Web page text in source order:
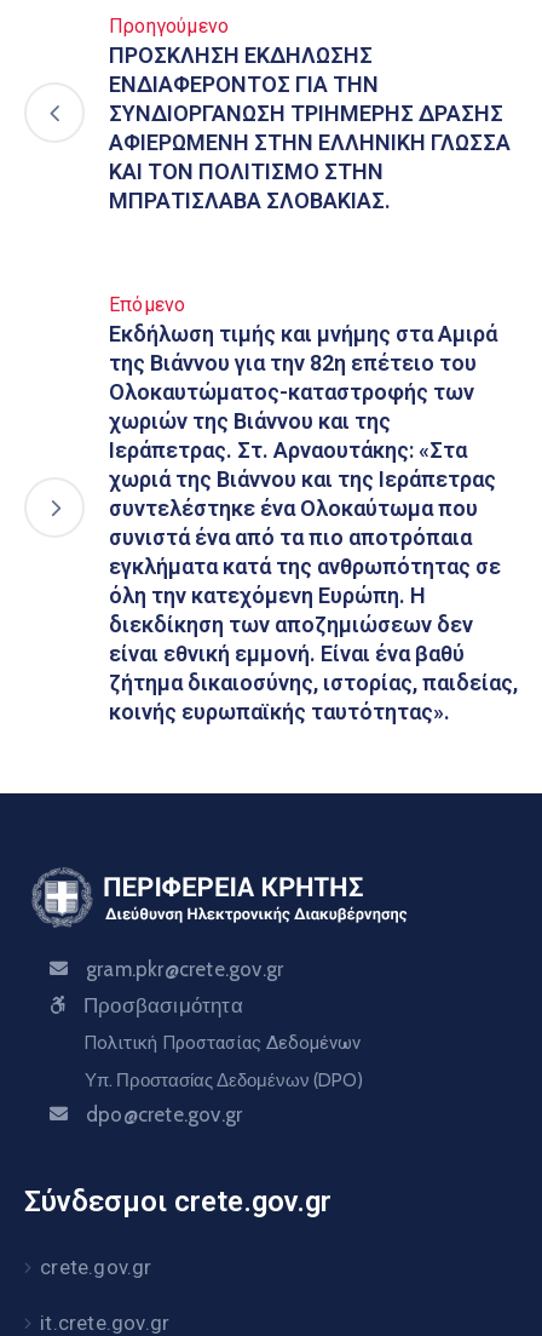
Προηγούμενο
ΠΡΟΣΚΛΗΣΗ ΕΚΔΗΛΩΣΗΣ
ΕΝΔΙΑΦΕΡΟΝΤΟΣ ΓΙΑ ΤΗΝ
ΣΥΝΔΙΟΡΓΑΝΩΣΗ ΤΡΙΗΜΕΡΗΣ ΔΡΑΣΗΣ
ΑΦΙΕΡΩΜΕΝΗ ΣΤΗΝ ΕΛΛΗΝΙΚΗ ΓΛΩΣΣΑ
ΚΑΙ ΤΟΝ ΠΟΛΙΤΙΣΜΟ ΣΤΗΝ
ΜΠΡΑΤΙΣΛΑΒΑ ΣΛΟΒΑΚΙΑΣ.
Επόμενο
Εκδήλωση τιμής και μνήμης στα Αμιρά
της Βιάννου για την 82η επέτειο του
Ολοκαυτώματος-καταστροφής των
χωριών της Βιάννου και της
Ιεράπετρας. Στ. Αρναουτάκης: «Στα
χωριά της Βιάννου και της Ιεράπετρας
συντελέστηκε ένα Ολοκαύτωμα που
συνιστά ένα από τα πιο αποτρόπαια
εγκλήματα κατά της ανθρωπότητας σε
όλη την κατεχόμενη Ευρώπη. Η
διεκδίκηση των αποζημιώσεων δεν
είναι εθνική εμμονή. Είναι ένα βαθύ
ζήτημα δικαιοσύνης, ιστορίας, παιδείας,
κοινής ευρωπαϊκής ταυτότητας».
gram.pkr@crete.gov.gr
Προσβασιμότητα
Πολιτική Προστασίας Δεδομένων
Υπ. Προστασίας Δεδομένων (DPO)
dpo@crete.gov.gr
Σύνδεσμοι crete.gov.gr
crete.gov.gr
it.crete.gov.gr